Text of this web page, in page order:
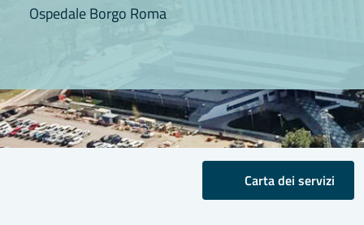
Ospedale Borgo Roma
Carta dei servizi